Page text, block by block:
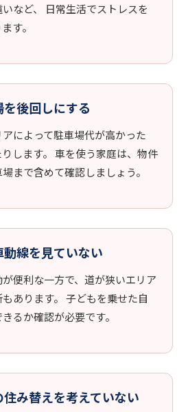
など、 日常生活でストレスを
す。
後回しにする
によって駐車場代が高かった
します。 車を使う家庭は、物件
まで含めて確認しましょう。
線を見ていない
便利な一方で、道が狭いエリア
あります。 子どもを乗せた自
るか確認が必要です。
み替えを考えていない